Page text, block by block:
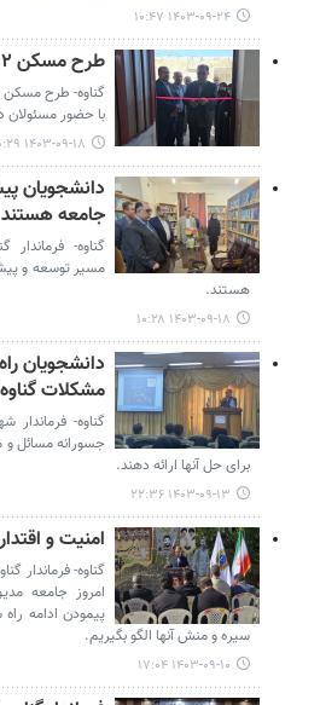
۱۴۰۳-۰۹-۲۴ ۱۰:۴۷
طرح مسکن ۲ معلولی در گناوه افتتاح شد
با حضور مسئولان
۱۴۰۳-۰۹-۱۸ ۱۰:۲۹
دانشجویان
جامعه هستند
گناوه-
مسیر توسعه و
هستند.
۱۴۰۳-۰۹-۱۸ ۱۰:۲۸
دانشجویان
مشکلات
گناوه- فرماندار
جسورانه مسائل و
برای حل آنها ارائه دهند.
۱۴۰۳-۰۹-۱۳ ۲۲:۳۶
امنیت و
گناوه- فرماندار
امروز جامعه
پیمودن ادامه
سیره و منش آنها الگو بگیریم.
۱۴۰۳-۰۹-۱۰ ۱۷:۰۴